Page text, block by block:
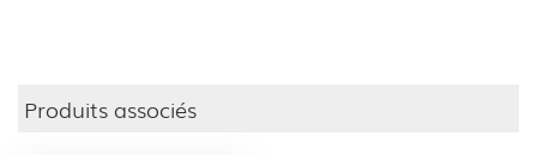
Produits associés